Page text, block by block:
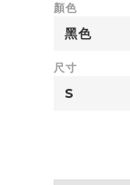
顏色
尺寸